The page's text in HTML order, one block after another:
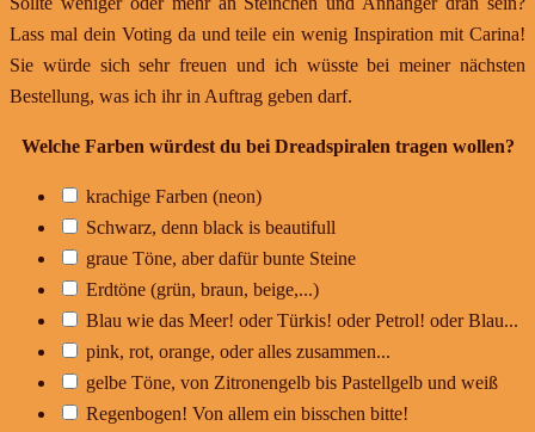
Lass mal dein Voting da und teile ein wenig Inspiration mit Carina!
Sie würde sich sehr freuen und ich wüsste bei meiner nächsten
Bestellung, was ich ihr in Auftrag geben darf.
Welche Farben würdest du bei Dreadspiralen tragen wollen?
krachige Farben (neon)
Schwarz, denn black is beautifull
graue Töne, aber dafür bunte Steine
Erdtöne (grün, braun, beige,...)
Blau wie das Meer! oder Türkis! oder Petrol! oder Blau...
pink, rot, orange, oder alles zusammen...
gelbe Töne, von Zitronengelb bis Pastellgelb und weiß
Regenbogen! Von allem ein bisschen bitte!